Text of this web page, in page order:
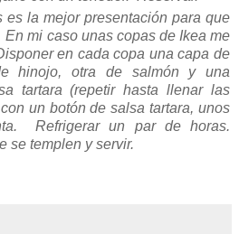
es la mejor presentación para que
mi caso unas copas de Ikea me
en cada copa una capa de
hinojo, otra de salmón y una
tartara (repetir hasta llenar las
un botón de salsa tartara, unos
Refrigerar un par de horas.
se templen y servir.